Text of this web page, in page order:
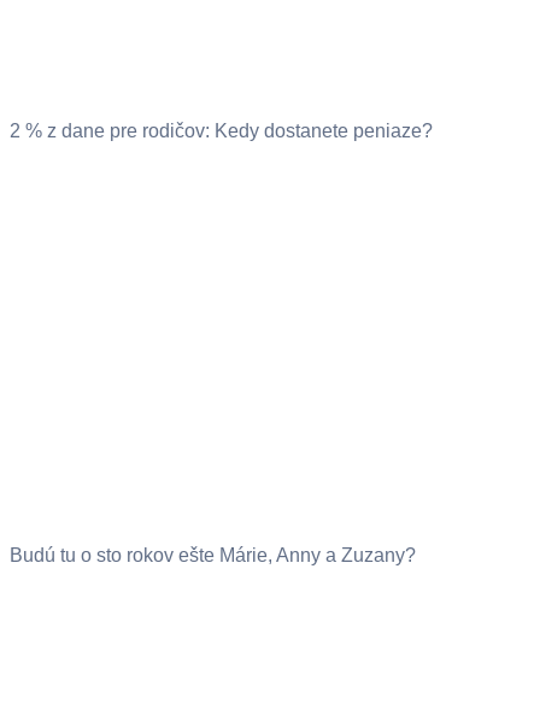
2 % z dane pre rodičov: Kedy dostanete peniaze?
Budú tu o sto rokov ešte Márie, Anny a Zuzany?